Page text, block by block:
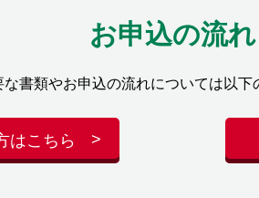
お申込の流れ
書類やお申込の流れについては以下
はこちら